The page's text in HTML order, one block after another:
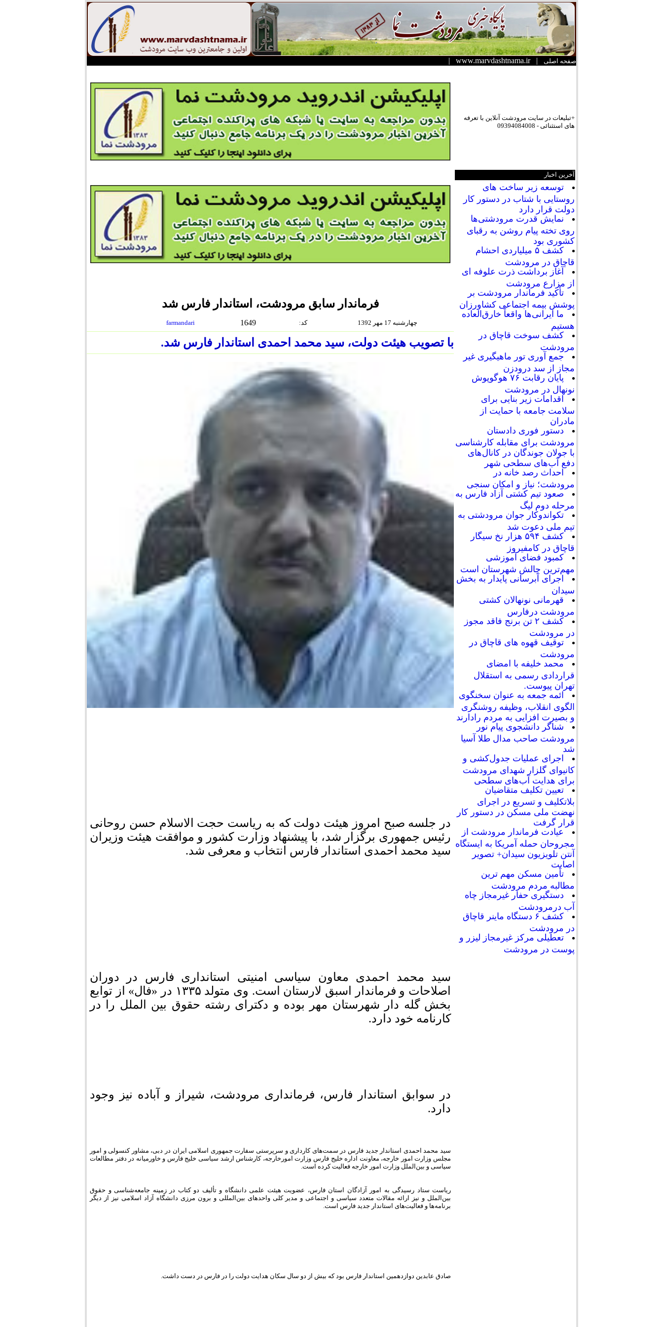
صفحه اصلی |
www.marvdashtnama.ir
|
+تبلیعات در سایت مرودشت آنلاین با تعرفه
های استثنائی - 09394084008
آخرین اخبار
توسعه زیر ساخت های
روستایی با شتاب در دستور کار
دولت قرار دارد
نمایش قدرت مرودشتی‌ها
روی تخته پیام روشن به رقبای
کشوری بود
کشف ۵ میلیاردی احشام
قاچاق در مرودشت
آغاز برداشت ذرت علوفه ای
از مزارع مرودشت
تأکید فرماندار مرودشت بر
پوشش بیمه اجتماعی کشاورزان
ما ایرانی‌ها واقعاً خارق‌العاده
هستیم
کشف سوخت قاچاق در
مرودشت
جمع آوری تور ماهیگیری غیر
مجاز از سد درودزن
پایان رقابت‌ ۷۶ هوگوپوش
نونهال در مرودشت
اقدامات زیر بنایی برای
سلامت جامعه با حمایت از
مادران
دستور فوری دادستان
مرودشت برای مقابله کارشناسی
با جولان جوندگان در کانال‌های
دفع آب‌های سطحی شهر
احداث رصد خانه در
مرودشت؛ نیاز و امکان سنجی
صعود تیم کشتی آزاد فارس به
مرحله دوم لیگ
تکواندوکار جوان مرودشتی به
تیم ملی دعوت شد
کشف ۵۹۴ هزار نخ سیگار
قاچاق در کامفیروز
کمبود فضای آموزشی
مهم‌ترین چالش شهرستان است
اجرای آبرسانی پایدار به بخش
سیدان
قهرمانی نونهالان کشتی
مرودشت درفارس
کشف ۲ تن برنج فاقد مجوز
در مرودشت
توقیف قهوه های قاچاق در
مرودشت
محمد خلیفه با امضای
قراردادی رسمی به استقلال
تهران پیوست.
ائمه جمعه به عنوان سخنگوی
الگوی انقلاب، وظیفه روشنگری
و بصیرت افزایی به مردم رادارند
شناگر دانشجوی پیام نور
مرودشت صاحب مدال طلا آسیا
شد
اجرای عملیات جدول‌کشی و
کانیوای گلزار شهدای مرودشت
برای هدایت آب‌های سطحی
تعیین تکلیف متقاضیان
بلاتکلیف و تسریع در اجرای
نهضت ملی مسکن در دستور کار
قرار گرفت
عیادت فرماندار مرودشت از
مجروحان حمله آمریکا به ایستگاه
آنتن تلویزیون سیدان+ تصویر
اصابت
تأمین مسکن مهم ترین
مطالبه مردم مرودشت
دستگیری حفار غیرمجاز چاه
آب درمرودشت
کشف ۶ دستگاه ماینر قاچاق
در مرودشت
تعطیلی مرکز غیرمجاز لیزر و
پوست در مرودشت
فرماندار سابق مرودشت، استاندار فارس شد
farmandari 1649 :كد چهارشنبه 17 مهر 1392
با تصویب هیئت دولت، سید محمد احمدی استاندار فارس شد.
در جلسه صبح امروز هیئت دولت که به ریاست حجت الاسلام حسن روحانی
رئیس جمهوری برگزار شد، با پیشنهاد وزارت کشور و موافقت هیئت وزیران
سید محمد احمدی استاندار فارس انتخاب و معرفی شد.
سید محمد احمدی معاون سیاسی امنیتی استانداری فارس در دوران
اصلاحات و فرماندار اسبق لارستان است. وی متولد ۱۳۳۵ در «فال» از توابع
بخش گله دار شهرستان مهر بوده و دکترای رشته حقوق بین الملل را در
کارنامه خود دارد.
در سوابق استاندار فارس، فرمانداری مرودشت، شیراز و آباده نیز وجود
دارد.
سید محمد احمدی استاندار جدید فارس در سمت‌های کارداری و سرپرستی سفارت جمهوری اسلامی ایران در دبی، مشاور کنسولی و امور
مجلس وزارت امور خارجه، معاونت اداره خلیج فارس وزارت امورخارجه، کارشناس ارشد سیاسی خلیج فارس و خاورمیانه در دفتر مطالعات
سیاسی و بین‌الملل وزارت امور خارجه فعالیت کرده است.
ریاست ستاد رسیدگی به امور آزادگان استان فارس، عضویت هیئت علمی دانشگاه و تألیف دو کتاب در زمینه جامعه‌شناسی و حقوق
بین‌الملل و نیز ارائه مقالات متعدد سیاسی و اجتماعی و مدیر کلی واحدهای بین‌المللی و برون مرزی دانشگاه آزاد اسلامی نیز از دیگر
برنامه‌ها و فعالیت‌های استاندار جدید فارس است.
صادق عابدین دوازدهمین استاندار فارس بود که بیش از دو سال سکان هدایت دولت را در فارس در دست داشت.